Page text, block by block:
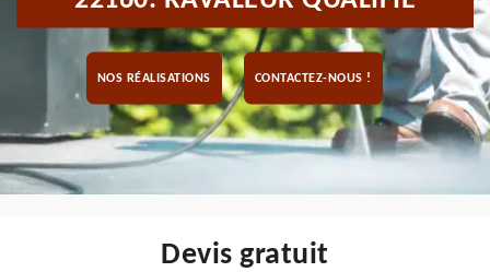
NOS RÉALISATIONS CONTACTEZ-NOUS !
Devis gratuit